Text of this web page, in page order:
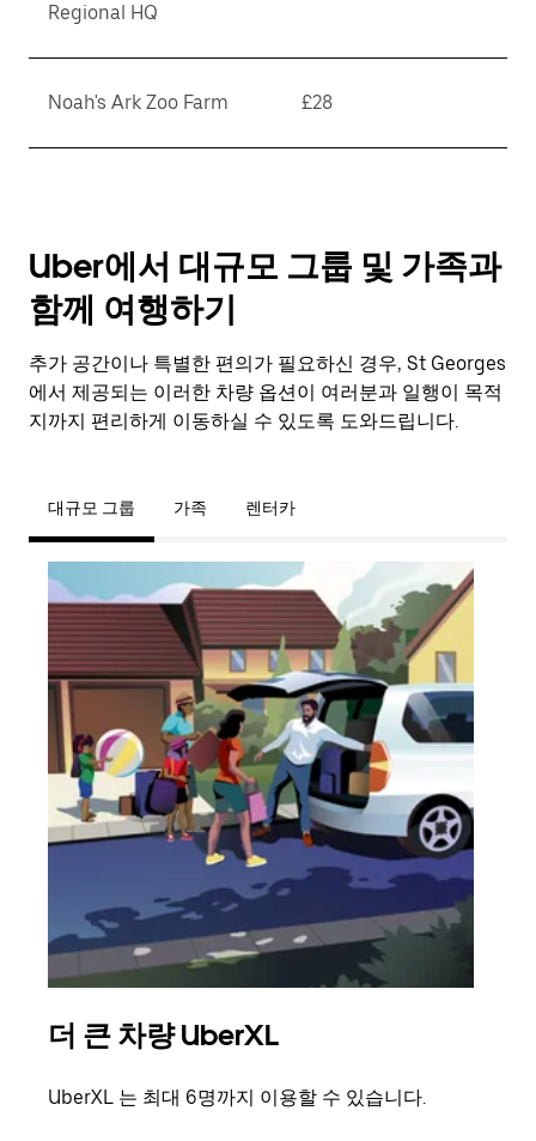
Regional HQ
Noah's Ark Zoo Farm £28
Uber에서 대규모 그룹 및 가족과
함께 여행하기
추가 공간이나 특별한 편의가 필요하신 경우, St Georges
에서 제공되는 이러한 차량 옵션이 여러분과 일행이 목적
지까지 편리하게 이동하실 수 있도록 도와드립니다.
대규모 그룹 가족 렌터카
더 큰 차량 UberXL
UberXL 는 최대 6명까지 이용할 수 있습니다.